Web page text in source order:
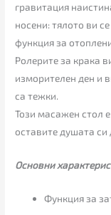
гравитация
носени: тялото ви
функция за
Ролерите за крака
изморителен ден и
са тежки.
Този масажен стол
оставите душата си
Основни
Функция за